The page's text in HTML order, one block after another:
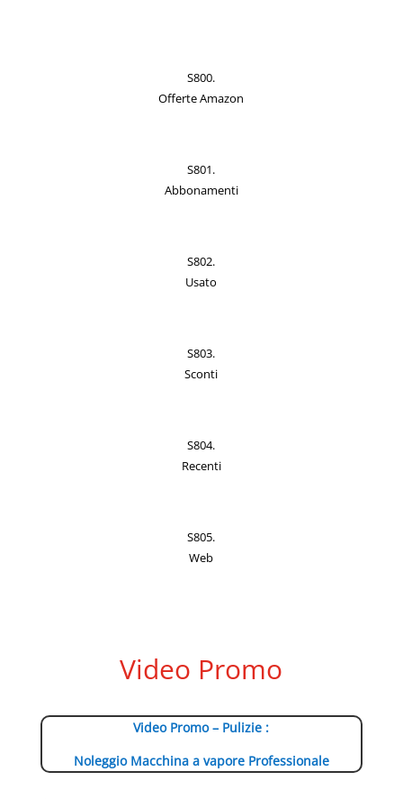
S800.
Offerte Amazon
S801.
Abbonamenti
S802.
Usato
S803.
Sconti
S804.
Recenti
S805.
Web
Video Promo
Video Promo – Pulizie :
Noleggio Macchina a vapore Professionale